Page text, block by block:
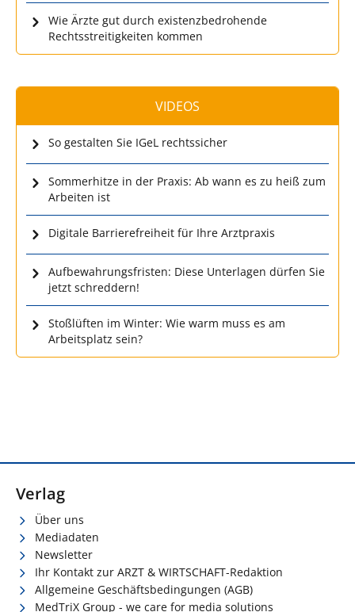
Wie Ärzte gut durch existenzbedrohende
Rechtsstreitigkeiten kommen
VIDEOS
So gestalten Sie IGeL rechtssicher
Sommerhitze in der Praxis: Ab wann es zu heiß zum
Arbeiten ist
Digitale Barrierefreiheit für Ihre Arztpraxis
Aufbewahrungsfristen: Diese Unterlagen dürfen Sie
jetzt schreddern!
Stoßlüften im Winter: Wie warm muss es am
Arbeitsplatz sein?
Verlag
Über uns
Mediadaten
Newsletter
Ihr Kontakt zur ARZT & WIRTSCHAFT-Redaktion
Allgemeine Geschäftsbedingungen (AGB)
MedTriX Group - we care for media solutions